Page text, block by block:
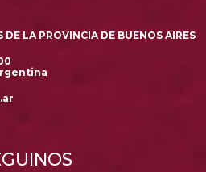
DE LA PROVINCIA DE BUENOS AIRES